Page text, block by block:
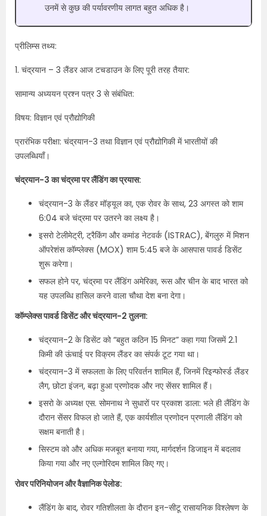
उनमें से कुछ की पर्यावरणीय लागत बहुत अधिक है।
प्रीलिम्स तथ्य:
1. चंद्रयान – 3 लैंडर आज टचडाउन के लिए पूरी तरह तैयार:
सामान्य अध्ययन प्रश्न पत्र 3 से संबंधित:
विषय: विज्ञान एवं प्रौद्योगिकी
प्रारंभिक परीक्षा: चंद्रयान-3 तथा विज्ञान एवं प्रौद्योगिकी में भारतीयों की
उपलब्धियाँ।
चंद्रयान-3 का चंद्रमा पर लैंडिंग का प्रयास:
चंद्रयान-3 के लैंडर मॉड्यूल का, एक रोवर के साथ, 23 अगस्त को शाम
6:04 बजे चंद्रमा पर उतरने का लक्ष्य है।
इसरो टेलीमेट्री, ट्रैकिंग और कमांड नेटवर्क (ISTRAC), बेंगलुरु में मिशन
ऑपरेशंस कॉम्प्लेक्स (MOX) शाम 5:45 बजे के आसपास पावर्ड डिसेंट
शुरू करेगा।
सफल होने पर, चंद्रमा पर लैंडिंग अमेरिका, रूस और चीन के बाद भारत को
यह उपलब्धि हासिल करने वाला चौथा देश बना देगा।
कॉम्प्लेक्स पावर्ड डिसेंट और चंद्रयान-2 तुलना:
चंद्रयान-2 के डिसेंट को “बहुत कठिन 15 मिनट” कहा गया जिसमें 2.1
किमी की ऊंचाई पर विक्रम लैंडर का संपर्क टूट गया था।
चंद्रयान-3 में सफलता के लिए परिवर्तन शामिल हैं, जिनमें रिइन्फोर्स्ड लैंडर
लैग, छोटा इंजन, बढ़ा हुआ प्रणोदक और नए सेंसर शामिल हैं।
इसरो के अध्यक्ष एस. सोमनाथ ने सुधारों पर प्रकाश डाला: भले ही लैंडिंग के
दौरान सेंसर विफल हो जाते हैं, एक कार्यशील प्रणोदन प्रणाली लैंडिंग को
सक्षम बनाती है।
सिस्टम को और अधिक मजबूत बनाया गया, मार्गदर्शन डिजाइन में बदलाव
किया गया और नए एल्गोरिदम शामिल किए गए।
रोवर परिनियोजन और वैज्ञानिक पेलोड:
लैंडिंग के बाद, रोवर गतिशीलता के दौरान इन-सीटू रासायनिक विश्लेषण के